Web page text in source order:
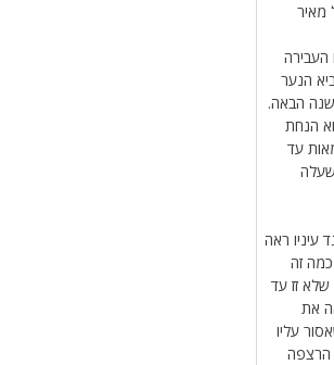
מאיר
העבירה
הנער
הבאה.
הנחת
עד
שעלה
עיניו ראה
זה
זז עד
את
עליו
הרצפה